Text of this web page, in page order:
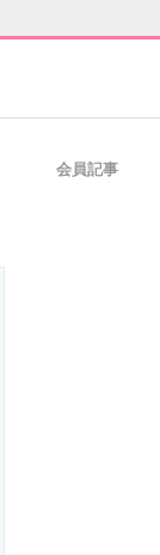
会員記事